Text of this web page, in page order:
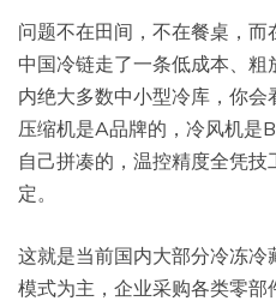
问题不在田间，不在餐桌，而
中国冷链走了一条低成本、
内绝大多数中小型冷库，你会
压缩机是A品牌的，冷风机是
自己拼凑的，温控精度全凭
定。
这就是当前国内大部分冷冻冷
模式为主，企业采购各类零